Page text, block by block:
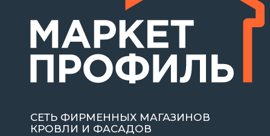
СЕТЬ ФИРМЕННЫХ МАГАЗИНОВ
КРОВЛИ И ФАСАДОВ